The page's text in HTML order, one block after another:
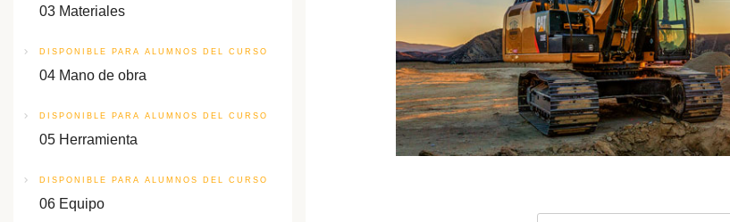
03 Materiales
DISPONIBLE PARA ALUMNOS DEL CURSO
04 Mano de obra
DISPONIBLE PARA ALUMNOS DEL CURSO
05 Herramienta
DISPONIBLE PARA ALUMNOS DEL CURSO
06 Equipo